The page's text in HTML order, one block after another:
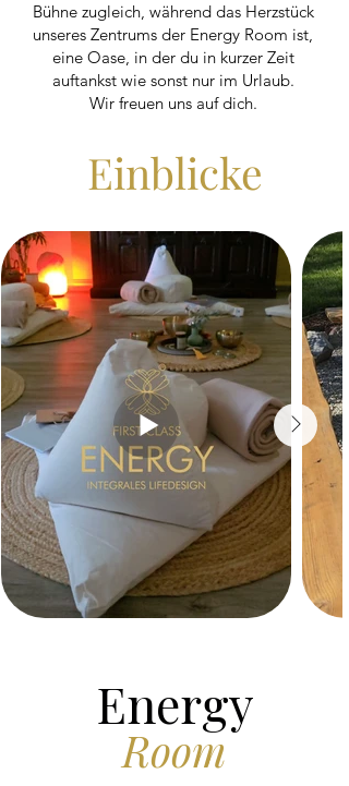
Bühne zugleich, während das Herzstück
unseres Zentrums der Energy Room ist,
eine Oase, in der du in kurzer Zeit
auftankst wie sonst nur im Urlaub.
Wir freuen uns auf dich.
Einblicke
Energy
Room